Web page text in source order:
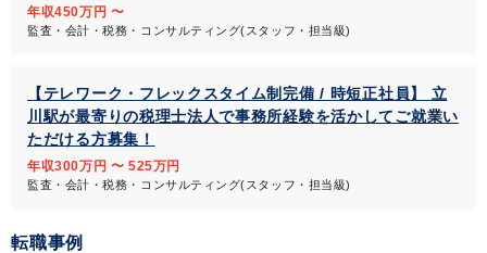
年収450万円 〜
監査・会計・税務・コンサルティング(スタッフ・担当級)
【テレワーク・フレックスタイム制完備 / 時短正社員】 立
川駅が最寄りの税理士法人で事務所経験を活かしてご就業い
ただける方募集！
年収300万円 〜 525万円
監査・会計・税務・コンサルティング(スタッフ・担当級)
転職事例